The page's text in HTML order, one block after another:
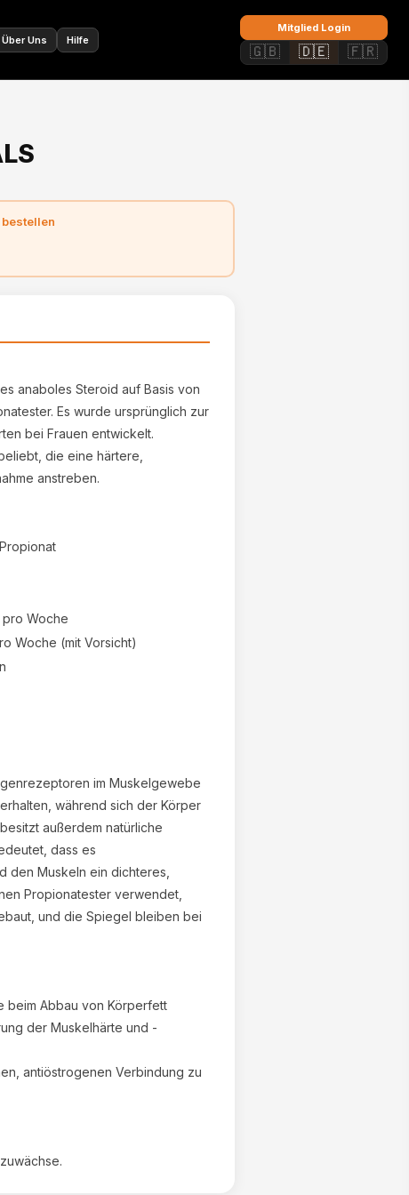
Über Uns Hilfe
Mitglied Login
🇬🇧 🇩🇪 🇫🇷
anaboles Steroid auf Basis von
Es wurde ursprünglich zur
bei Frauen entwickelt.
die eine härtere,
anstreben.
Woche
Woche (mit Vorsicht)
im Muskelgewebe
während sich der Körper
außerdem natürliche
dass es
den Muskeln ein dichteres,
Propionatester verwendet,
und die Spiegel bleiben bei
beim Abbau von Körperfett
der Muskelhärte und -
antiöstrogenen Verbindung zu
✕